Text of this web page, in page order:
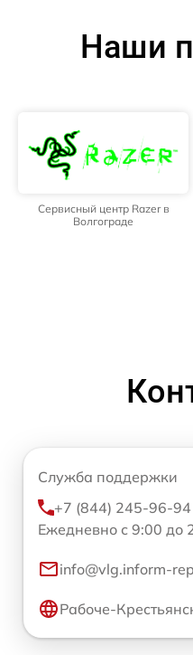
Наши
Сервисный центр Razer в
Волгограде
Служба поддержки
+7 (844) 245-96-94
Ежедневно с 9:00 до
info@vlg.inform-
Рабоче-